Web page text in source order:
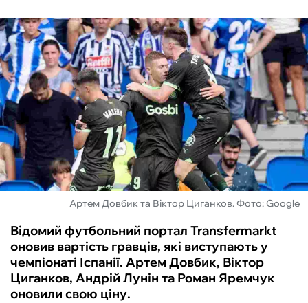
КІБЕРСПОРТ
ЧС-2026
ФУТЗАЛ
ІНШІ
БУКМЕКЕРИ
Артем Довбик та Віктор Циганков. Фото: Google
Відомий футбольний портал Transfermarkt
оновив вартість гравців, які виступають у
чемпіонаті Іспанії. Артем Довбик, Віктор
Циганков, Андрій Лунін та Роман Яремчук
оновили свою ціну.